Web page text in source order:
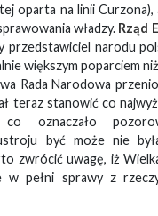
oparta na linii
władzy. Rząd
przedstawiciel narodu
większym poparciem
Rada Narodowa
teraz stanowić co
co oznaczało
być może nie
zwrócić uwagę, iż
w pełni sprawy z